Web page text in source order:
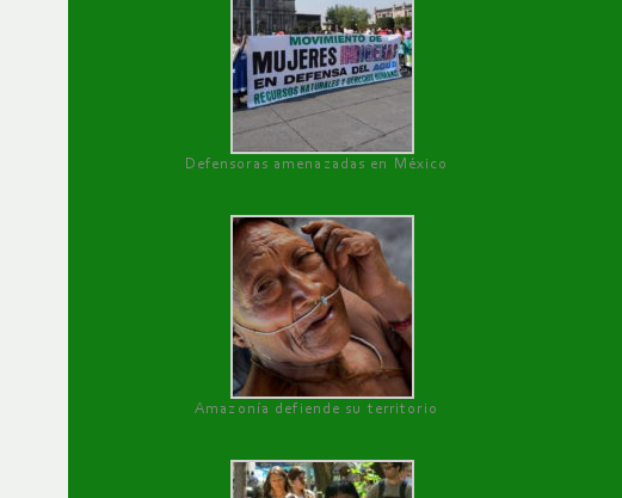
Defensoras amenazadas en México
Amazonía defiende su territorio